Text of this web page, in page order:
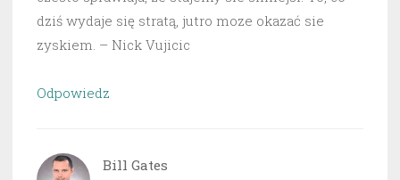
dziś wydaje się stratą, jutro moze okazać sie
zyskiem. – Nick Vujicic
Odpowiedz
Bill Gates